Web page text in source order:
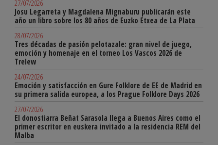
27/07/2026
Josu Legarreta y Magdalena Mignaburu publicarán este
año un libro sobre los 80 años de Euzko Etxea de La Plata
28/07/2026
Tres décadas de pasión pelotazale: gran nivel de juego,
emoción y homenaje en el torneo Los Vascos 2026 de
Trelew
24/07/2026
Emoción y satisfacción en Gure Folklore de EE de Madrid en
su primera salida europea, a los Prague Folklore Days 2026
27/07/2026
El donostiarra Beñat Sarasola llega a Buenos Aires como el
primer escritor en euskera invitado a la residencia REM del
Malba